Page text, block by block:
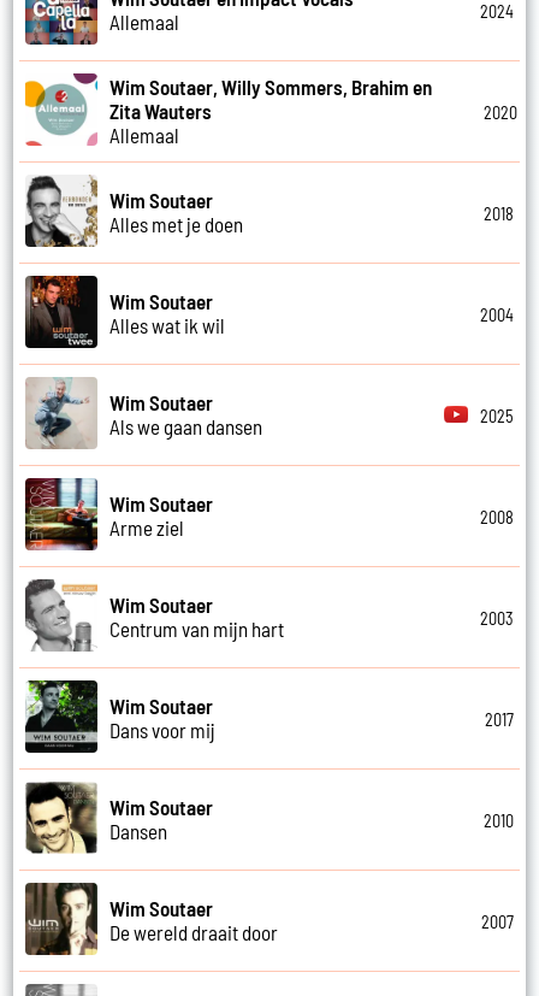
Allemaal
2024
Wim Soutaer, Willy Sommers, Brahim en
Zita Wauters
Allemaal
2020
Wim Soutaer
Alles met je doen
2018
Wim Soutaer
Alles wat ik wil
2004
Wim Soutaer
Als we gaan dansen
2025
Wim Soutaer
Arme ziel
2008
Wim Soutaer
Centrum van mijn hart
2003
Wim Soutaer
Dans voor mij
2017
Wim Soutaer
Dansen
2010
Wim Soutaer
De wereld draait door
2007